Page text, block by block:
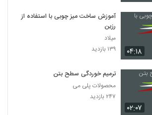
۰۴:۱۸
آموزش ساخت میز چوبی با استفاده از
رزین
میلاد
۱۳۹ بازدید
۰۲:۰۷
ترمیم خوردگی سطح بتن
محصولات پلی می
۲۴۷ بازدید